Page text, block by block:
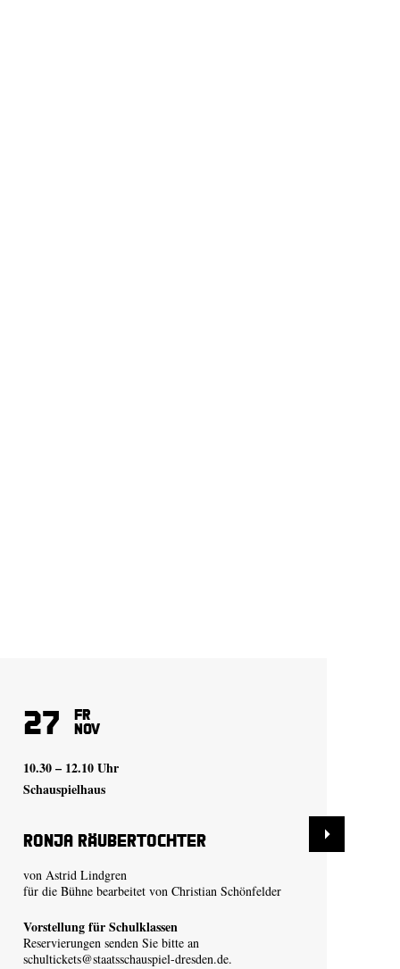
27 Fr
Nov
10.30 – 12.10 Uhr
Schauspielhaus
Ronja Räubertochter
von Astrid Lindgren
für die Bühne bearbeitet von Christian Schönfelder
Vorstellung für Schulklassen
Reservierungen senden Sie bitte an
schultickets@staatsschauspiel-dresden.de.